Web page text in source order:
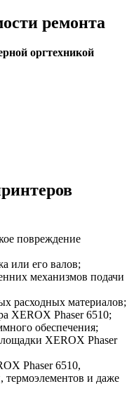
ремонта
оргтехникой
повреждение
или его валов;
механизмов подачи
расходных материалов;
XEROX Phaser 6510;
обеспечения;
XEROX Phaser
Phaser 6510,
термоэлементов и даже